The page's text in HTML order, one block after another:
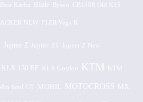
CB150R Old K15
NEW F1ZR/Vega R
Jupiter Z Jupiter Z1 Jupiter Z New
KLX 150 BF KLX Gordon KTM KTM
Mio Soul GT MOBIL MOTOCROSS MX